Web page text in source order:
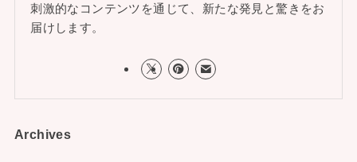
刺激的なコンテンツを通じて、新たな発見と驚きをお
届けします。
Archives